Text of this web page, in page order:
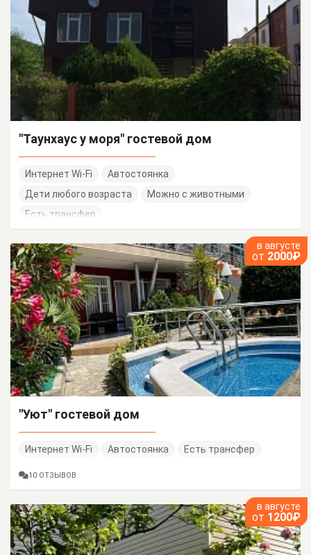
"Таунхаус у моря" гостевой дом
Интернет Wi-Fi
Автостоянка
Дети любого возраста
Можно с животными
Есть трансфер
в августе
от 2000₽
"Уют" гостевой дом
Интернет Wi-Fi Автостоянка Есть трансфер
10 ОТЗЫВОВ
в августе
от 1200₽